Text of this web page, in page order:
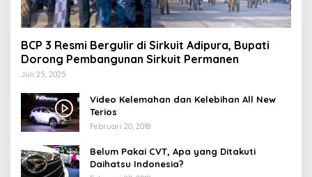
BCP 3 Resmi Bergulir di Sirkuit Adipura, Bupati
Dorong Pembangunan Sirkuit Permanen
Juli 25, 2025
Video Kelemahan dan Kelebihan All New
Terios
Februari 20, 2018
Belum Pakai CVT, Apa yang Ditakuti
Daihatsu Indonesia?